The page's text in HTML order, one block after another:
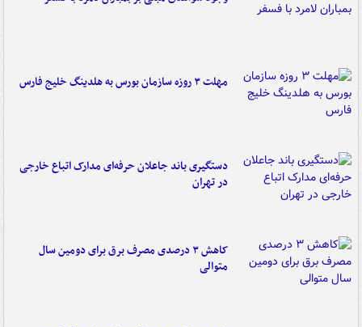
مهلت ۳ روزه سازمان بورس به هلدینگ خلیج فارس
دستگیری باند جاعلان حرفه‌ای مدارک اتباع خارجی
در تهران
کاهش ۳ درصدی مصرف برق برای دومین سال
متوالی